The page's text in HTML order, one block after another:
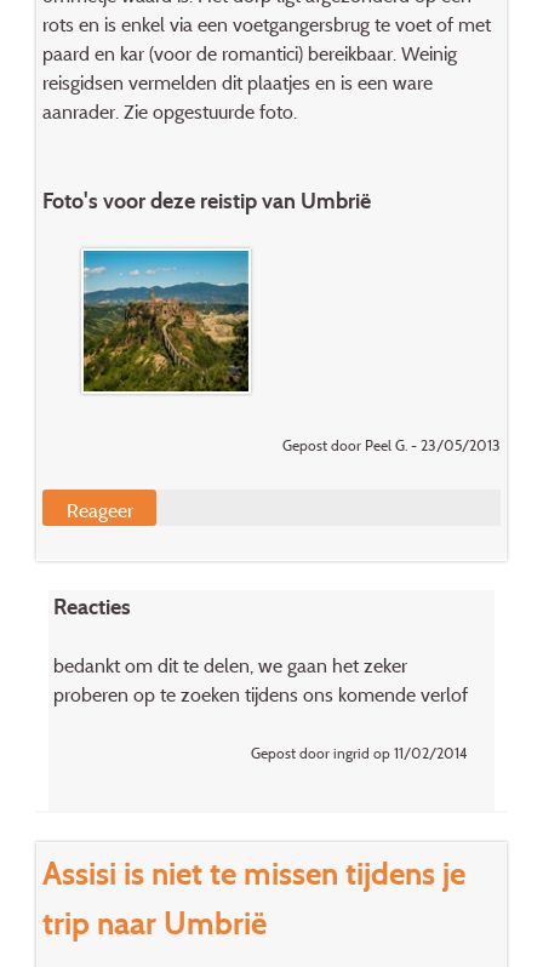
rots en is enkel via een voetgangersbrug te voet of met
paard en kar (voor de romantici) bereikbaar. Weinig
reisgidsen vermelden dit plaatjes en is een ware
aanrader. Zie opgestuurde foto.
Foto's voor deze reistip van Umbrië
Gepost door Peel G. - 23/05/2013
Reageer
Reacties
bedankt om dit te delen, we gaan het zeker
proberen op te zoeken tijdens ons komende verlof
Gepost door ingrid op 11/02/2014
Assisi is niet te missen tijdens je
trip naar Umbrië